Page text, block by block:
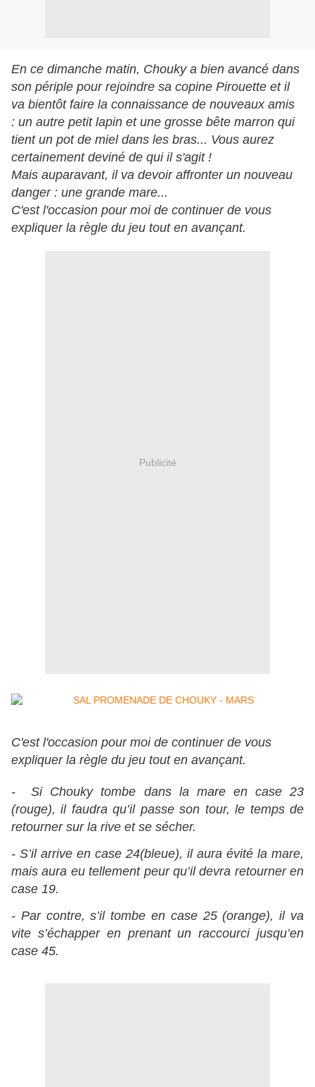
En ce dimanche matin, Chouky a bien avancé dans
son périple pour rejoindre sa copine Pirouette et il
va bientôt faire la connaissance de nouveaux amis
: un autre petit lapin et une grosse bête marron qui
tient un pot de miel dans les bras... Vous aurez
certainement deviné de qui il s'agit !
Mais auparavant, il va devoir affronter un nouveau
danger : une grande mare...
C'est l'occasion pour moi de continuer de vous
expliquer la règle du jeu tout en avançant.
Publicité
C'est l'occasion pour moi de continuer de vous
expliquer la règle du jeu tout en avançant.
- Si Chouky tombe dans la mare en case 23
(rouge), il faudra qu’il passe son tour, le temps de
retourner sur la rive et se sécher.
- S’il arrive en case 24(bleue), il aura évité la mare,
mais aura eu tellement peur qu’il devra retourner en
case 19.
- Par contre, s’il tombe en case 25 (orange), il va
vite s’échapper en prenant un raccourci jusqu’en
case 45.